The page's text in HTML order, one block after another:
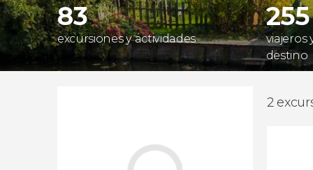
83
excursiones y actividades
255
viajeros
destino
2